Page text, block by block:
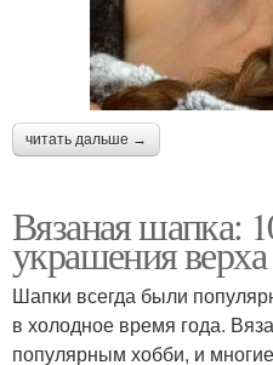
читать дальше →
Вязаная шапка:
украшения верха
Шапки всегда были
в холодное время года.
популярным хобби, и